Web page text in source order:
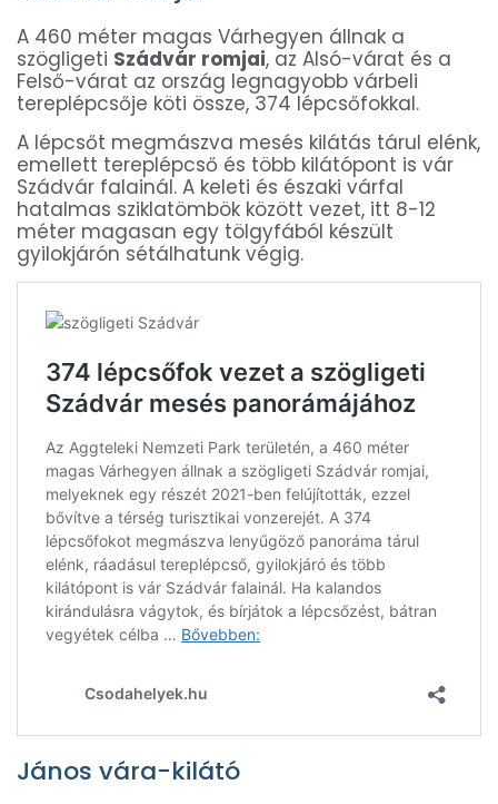
A 460 méter magas Várhegyen állnak a
szögligeti Szádvár romjai, az Alsó-várat és a
Felső-várat az ország legnagyobb várbeli
tereplépcsője köti össze, 374 lépcsőfokkal.
A lépcsőt megmászva mesés kilátás tárul elénk,
emellett tereplépcső és több kilátópont is vár
Szádvár falainál. A keleti és északi várfal
hatalmas sziklatömbök között vezet, itt 8-12
méter magasan egy tölgyfából készült
gyilokjárón sétálhatunk végig.
János vára-kilátó